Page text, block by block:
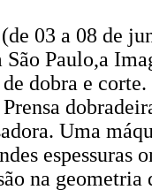
03 a 08 de
Paulo,a
dobra e corte.
Uma
espessuras
na geometria